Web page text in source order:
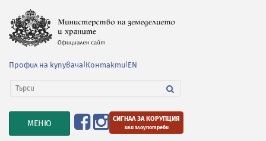
Профил на купувача Контакти EN
TOGGLE
NAVIGATION
МЕНЮ СИГНАЛ ЗА КОРУПЦИЯ
или злоупотреби